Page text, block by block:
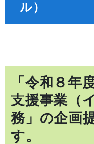
ル）
「令和８年
支援事業（
務」の企画
す。